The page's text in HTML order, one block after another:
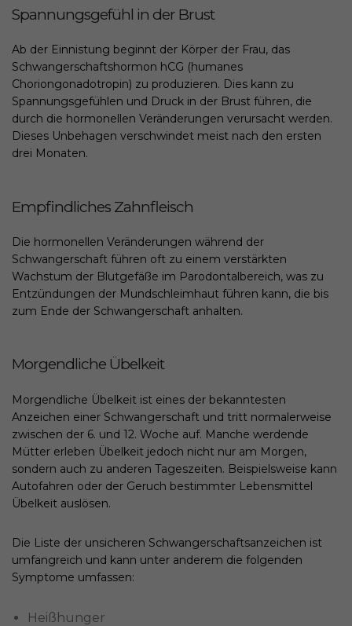
Spannungsgefühl in der Brust
Ab der Einnistung beginnt der Körper der Frau, das
Schwangerschaftshormon hCG (humanes
Choriongonadotropin) zu produzieren. Dies kann zu
Spannungsgefühlen und Druck in der Brust führen, die
durch die hormonellen Veränderungen verursacht werden.
Dieses Unbehagen verschwindet meist nach den ersten
drei Monaten.
Empfindliches Zahnfleisch
Die hormonellen Veränderungen während der
Schwangerschaft führen oft zu einem verstärkten
Wachstum der Blutgefäße im Parodontalbereich, was zu
Entzündungen der Mundschleimhaut führen kann, die bis
zum Ende der Schwangerschaft anhalten.
Morgendliche Übelkeit
Morgendliche Übelkeit ist eines der bekanntesten
Anzeichen einer Schwangerschaft und tritt normalerweise
zwischen der 6. und 12. Woche auf. Manche werdende
Mütter erleben Übelkeit jedoch nicht nur am Morgen,
sondern auch zu anderen Tageszeiten. Beispielsweise kann
Autofahren oder der Geruch bestimmter Lebensmittel
Übelkeit auslösen.
Die Liste der unsicheren Schwangerschaftsanzeichen ist
umfangreich und kann unter anderem die folgenden
Symptome umfassen:
Heißhunger